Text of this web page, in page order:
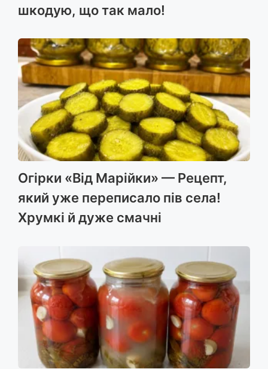
шкодую, що так мало!
Огірки «Від Марійки» — Рецепт,
який уже переписало пів села!
Хрумкі й дуже смачні